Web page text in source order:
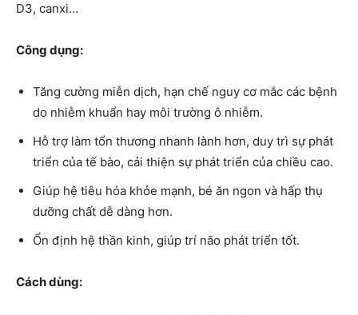
D3, canxi…
Công dụng:
Tăng cường miễn dịch, hạn chế nguy cơ mắc các bệnh
do nhiễm khuẩn hay môi trường ô nhiễm.
Hỗ trợ làm tổn thương nhanh lành hơn, duy trì sự phát
triển của tế bào, cải thiện sự phát triển của chiều cao.
Giúp hệ tiêu hóa khỏe mạnh, bé ăn ngon và hấp thụ
dưỡng chất dễ dàng hơn.
Ổn định hệ thần kinh, giúp trí não phát triển tốt.
Cách dùng: